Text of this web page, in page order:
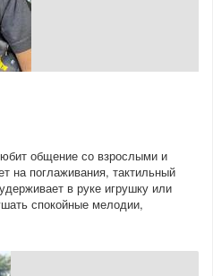
общение со взрослыми и
на поглаживания, тактильный
в руке игрушку или
спокойные мелодии,